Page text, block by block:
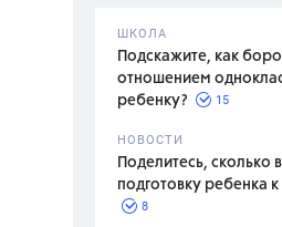
ШКОЛА
Подскажите, как
отношением
ребенку?
15
НОВОСТИ
Поделитесь, сколько
подготовку ребенка
8